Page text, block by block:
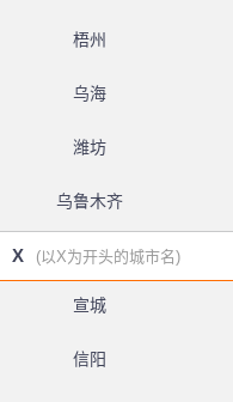
梧州
乌海
潍坊
乌鲁木齐
X (以X为开头的城市名)
宣城
信阳